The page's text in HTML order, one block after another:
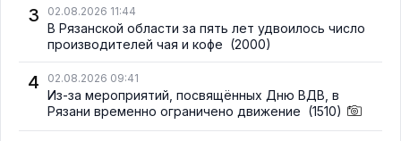
3 02.08.2026 11:44
В Рязанской области за пять лет удвоилось число
производителей чая и кофе (2000)
4 02.08.2026 09:41
Из-за мероприятий, посвящённых Дню ВДВ, в
Рязани временно ограничено движение (1510)